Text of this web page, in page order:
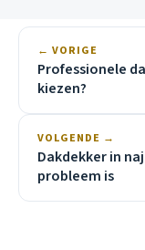
← VORIGE
Professionele
kiezen?
VOLGENDE →
Dakdekker in
probleem is